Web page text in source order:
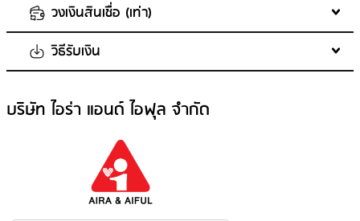
พนักงานบริษัท
ดอกเบี้ยสูงสุด
ขั้นต่ำในการชำระสินเชื่อ: 2.5%
เงื่อนไขดอกเบี้ย (กรณีผิดนัดชำระ): -
วงเงินสินเชื่อ (เท่า)
รายได้ น้อยกว่า 30,000 บาท : วงเงินไม่เกิน 1.5 เท่าของรายได้เฉลี่ย
รายได้ มากกว่าหรือเท่ากับ 30,000 บาท : วงเงินไม่เกิน 3 เท่าของราย
ได้เฉลี่ยต่อเดือน
วิธีรับเงิน
ช่องทางการรับเงิน
ถอนเงินสดผ่านเครื่อง ATM ของ A money หรือธนาคารพันธมิตร (ธ.กรุง
ไทย, ธ.กรุงเทพ และธ.กสิกรไทย)
เงื่อนไขการรับเงิน
ไม่จำกัดจำนวนครั้งของการถอนเงินสดในแต่ละวันทั้งนี้ขึ้นอยู่กับวงเงิน
บริษัท ไอร่า แอนด์ ไอฟุล จำกัด